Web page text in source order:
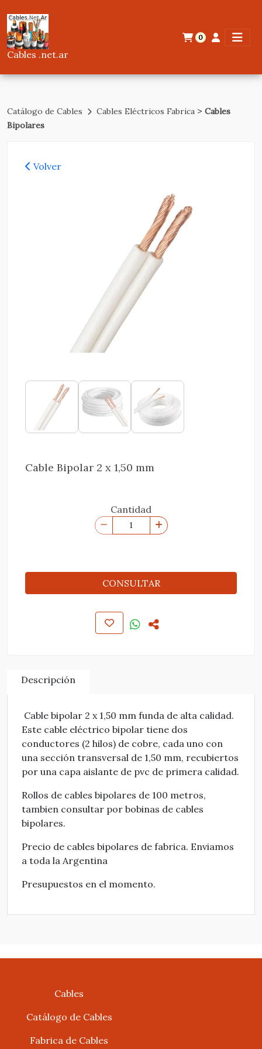
Cables .net.ar
0
Catálogo de Cables Cables Eléctricos Fabrica > Cables
Bipolares
Volver
Cable Bipolar 2 x 1,50 mm
Cantidad
CONSULTAR
Descripción
Cable bipolar 2 x 1,50 mm funda de alta calidad.
Este cable eléctrico bipolar tiene dos
conductores (2 hilos) de cobre, cada uno con
una sección transversal de 1,50 mm, recubiertos
por una capa aislante de pvc de primera calidad.
Rollos de cables bipolares de 100 metros,
tambien consultar por bobinas de cables
bipolares.
Precio de cables bipolares de fabrica. Enviamos
a toda la Argentina
Presupuestos en el momento.
Cables
Catálogo de Cables
Fabrica de Cables